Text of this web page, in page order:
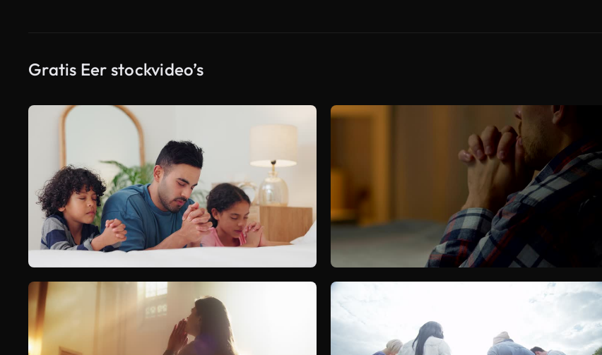
Gratis Eer stockvideo’s